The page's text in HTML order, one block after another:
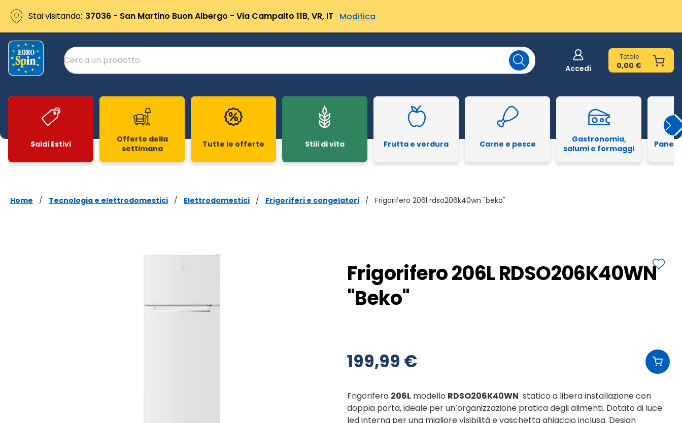
Stai visitando: 37036 - San Martino Buon Albergo - Via Campalto 11B, VR, IT Modifica
Accedi
Totale
0,00 €
Saldi Estivi
Offerte della
settimana
Tutte le offerte Stili di vita Frutta e verdura Carne e pesce
Gastronomia,
salumi e formaggi
Pane
Home / Tecnologia e elettrodomestici / Elettrodomestici / Frigoriferi e congelatori / Frigorifero 206l rdso206k40wn "beko"
Frigorifero 206L RDSO206K40WN
"Beko"
199,99 €
Frigorifero 206L modello RDSO206K40WN statico a libera installazione con
doppia porta, ideale per un’organizzazione pratica degli alimenti. Dotato di luce
led interna per una migliore visibilità e vaschetta ghiaccio inclusa. Design